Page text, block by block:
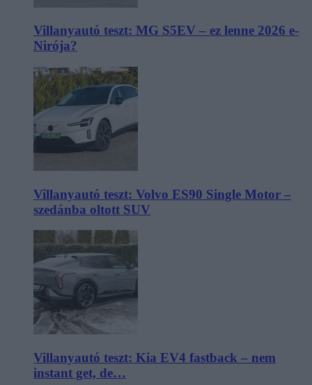
Villanyautó teszt: MG S5EV – ez lenne 2026 e-
Nirója?
Villanyautó teszt: Volvo ES90 Single Motor –
szedánba oltott SUV
Villanyautó teszt: Kia EV4 fastback – nem
instant get, de…